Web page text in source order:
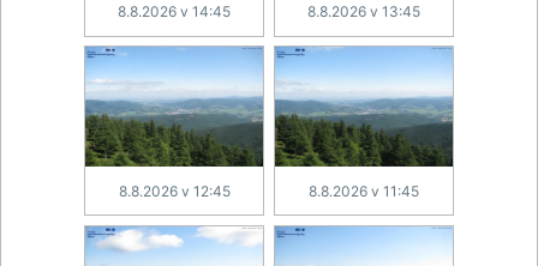
8.8.2026 v 14:45 8.8.2026 v 13:45
8.8.2026 v 12:45 8.8.2026 v 11:45